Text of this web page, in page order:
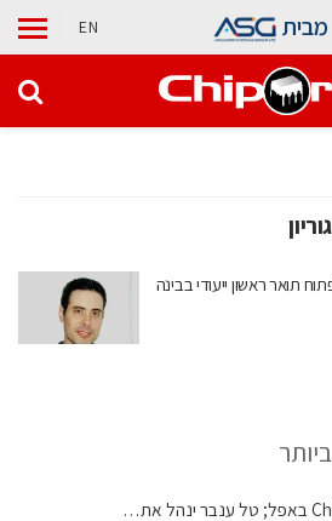
מבית EN
תואר ראשון ייעודי בבינה